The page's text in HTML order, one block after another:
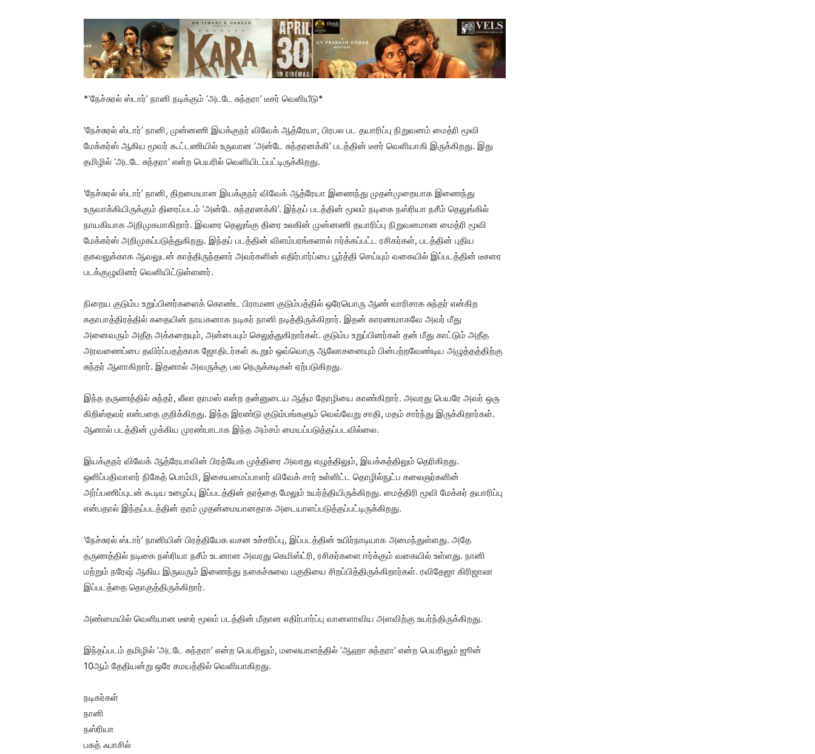
*’நேச்சுரல் ஸ்டார்’ நானி நடிக்கும் ‘அடடே சுந்தரா’ டீசர் வெளியீடு*
‘நேச்சுரல் ஸ்டார்’ நானி, முன்னணி இயக்குநர் விவேக் ஆத்ரேயா, பிரபல பட தயாரிப்பு நிறுவனம் மைத்ரி மூவி
மேக்கர்ஸ் ஆகிய மூவர் கூட்டணியில் உருவான ‘அன்டே சுந்தரனக்கி’ படத்தின் டீசர் வெளியாகி இருக்கிறது. இது
தமிழில் ‘அடடே சுந்தரா’ என்ற பெயரில் வெளியிடப்பட்டிருக்கிறது.
‘நேச்சுரல் ஸ்டார்’ நானி, திறமையான இயக்குநர் விவேக் ஆத்ரேயா இணைந்து முதன்முறையாக இணைந்து
உருவாக்கியிருக்கும் திரைப்படம் ‘அன்டே சுந்தரனக்கி’. இந்தப் படத்தின் மூலம் நடிகை நஸ்ரியா நசீம் தெலுங்கில்
நாயகியாக அறிமுகமாகிறார். இவரை தெலுங்கு திரை உலகின் முன்னணி தயாரிப்பு நிறுவனமான மைத்ரி மூவி
மேக்கர்ஸ் அறிமுகப்படுத்துகிறது. இந்தப் படத்தின் விளம்பரங்களால் ஈர்க்கப்பட்ட ரசிகர்கள், படத்தின் புதிய
தகவலுக்காக ஆவலுடன் காத்திருந்தனர் அவர்களின் எதிர்பார்ப்பை பூர்த்தி செய்யும் வகையில் இப்படத்தின் டீசரை
படக்குழுவினர் வெளியிட்டுள்ளனர்.
நிறைய குடும்ப உறுப்பினர்களைக் கொண்ட பிராமண குடும்பத்தில் ஒரேயொரு ஆண் வாரிசாக சுந்தர் என்கிற
கதாபாத்திரத்தில் கதையின் நாயகனாக நடிகர் நானி நடித்திருக்கிறார். இதன் காரணமாகவே அவர் மீது
அனைவரும் அதீத அக்கறையும், அன்பையும் செலுத்துகிறார்கள். குடும்ப உறுப்பினர்கள் தன் மீது காட்டும் அதீத
அரவணைப்பை தவிர்ப்பதற்காக ஜோதிடர்கள் கூறும் ஒவ்வொரு ஆலோசனையும் பின்பற்றவேண்டிய அழுத்தத்திற்கு
சுந்தர் ஆளாகிறார். இதனால் அவருக்கு பல நெருக்கடிகள் ஏற்படுகிறது.
இந்த தருணத்தில் சுந்தர், லீலா தாமஸ் என்ற தன்னுடைய ஆத்ம தோழியை காண்கிறார். அவரது பெயரே அவர் ஒரு
கிறிஸ்தவர் என்பதை குறிக்கிறது. இந்த இரண்டு குடும்பங்களும் வெவ்வேறு சாதி, மதம் சார்ந்து இருக்கிறார்கள்.
ஆனால் படத்தின் முக்கிய முரண்பாடாக இந்த அம்சம் மையப்படுத்தப்படவில்லை.
இயக்குநர் விவேக் ஆத்ரேயாவின் பிரத்யேக முத்திரை அவரது எழுத்திலும், இயக்கத்திலும் தெரிகிறது.
ஒளிப்பதிவாளர் நிகேத் பொம்மி, இசையமைப்பாளர் விவேக் சார் உள்ளிட்ட தொழில்நுட்ப கலைஞர்களின்
அர்ப்பணிப்புடன் கூடிய உழைப்பு இப்படத்தின் தரத்தை மேலும் உயர்த்தியிருக்கிறது. மைத்திரி மூவி மேக்கர் தயாரிப்பு
என்பதால் இந்தப்படத்தின் தரம் முதன்மையானதாக அடையாளப்படுத்தப்பட்டிருக்கிறது.
‘நேச்சுரல் ஸ்டார்’ நானியின் பிரத்தியேக வசன உச்சரிப்பு, இப்படத்தின் உயிர்நாடியாக அமைந்துள்ளது. அதே
தருணத்தில் நடிகை நஸ்ரியா நசீம் உடனான அவரது கெமிஸ்ட்ரி, ரசிகர்களை ஈர்க்கும் வகையில் உள்ளது. நானி
மற்றும் நரேஷ் ஆகிய இருவரும் இணைந்து நகைச்சுவை பகுதியை சிறப்பித்திருக்கிறார்கள். ரவிதேஜா கிரிஜாலா
இப்படத்தை தொகுத்திருக்கிறார்.
அண்மையில் வெளியான டீஸர் மூலம் படத்தின் மீதான எதிர்பார்ப்பு வானளாவிய அளவிற்கு உயர்ந்திருக்கிறது.
இந்தப்படம் தமிழில் ‘அடடே சுந்தரா’ என்ற பெயரிலும், மலையாளத்தில் ‘ஆஹா சுந்தரா’ என்ற பெயரிலும் ஜூன்
10ஆம் தேதியன்று ஒரே சமயத்தில் வெளியாகிறது.
நடிகர்கள்
நானி
நஸ்ரியா
பகத் ஃபாசில்